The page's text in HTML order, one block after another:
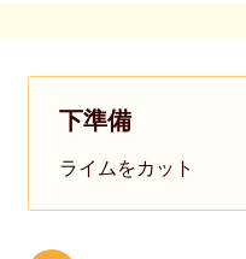
下準備
ライムをカット